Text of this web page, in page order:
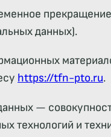
данных).
https://tfn-pto.ru.
—
технологий и